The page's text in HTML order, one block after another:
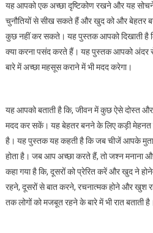
यह आपको एक अच्छा दृष्टिकोण रखने और यह
चुनौतियों से सीख सकते हैं और खुद को और बेहतर
कुछ नहीं कर सकते। यह पुस्तक आपको दिखाती
क्या करना पसंद करते हैं। यह पुस्तक आपको
बारे में अच्छा महसूस कराने में भी मदद करेगा।
यह आपको बताती है कि, जीवन में कुछ ऐसे दोस्त और
मदद कर सकें। यह बेहतर बनने के लिए कड़ी मेहनत
है। यह पुस्तक यह कहती है कि जब चीजें आपके
होता है। जब आप अच्छा करते हैं, तो जश्न मनाना
कहा गया है कि, दूसरों को प्रेरित करें और खुद ने
रहने, दूसरों से बात करने, रचनात्मक होने और
तक लोगों को मजबूत रहने के बारे में भी रात बताती